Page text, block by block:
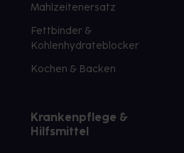
Mahlzeitenersatz
Fettbinder &
Kohlenhydrateblocker
Kochen & Backen
Krankenpflege &
Hilfsmittel